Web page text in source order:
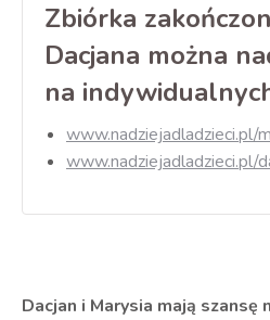
Zbiórka
Dacjana można
na
www.nadziejadladzieci.pl/
www.nadziejadladzieci.pl/
Dacjan i Marysia mają szansę